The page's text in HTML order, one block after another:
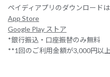
ペイディアプリのダウンロード
App Store
Google Play ストア
*銀行振込・口座振替のみ無料
**1回のご利用金額が3,000円以